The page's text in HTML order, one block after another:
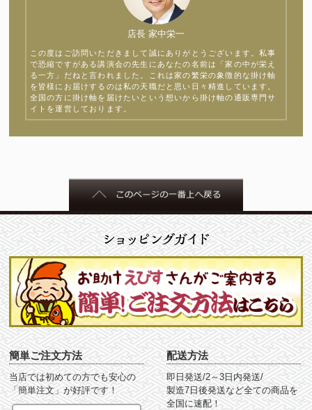
店長 家中栄一
この度はご訪問いただきまして誠にありがとうございます。私事
で恐縮ですがある講演会の先生にあなたの名前は「家の中が栄え
る一方」だねと言われました。これは家の繁栄の象徴的な掛け軸
を皆様にお届けするのは私の天職だと思い日々精進しています。
全国の方に掛け軸を届けたいという想いから掛け軸の通販専門サ
イトを運営しております。
簡単ご注文方法
当店では初めての方でも安心の
「簡単注文」が好評です！
配送方法
即日発送/2～3日内発送/
製造7日後発送など全ての商品を
全国に速配！